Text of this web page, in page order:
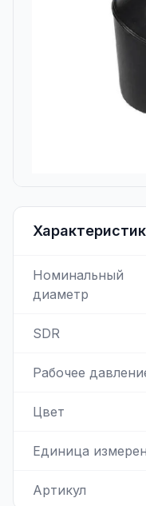
Номинальный
диаметр
SDR
Рабочее
Цвет
Единица
Артикул